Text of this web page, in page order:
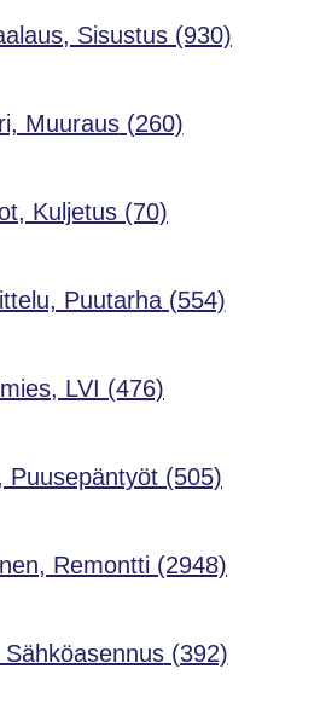
Sisustus (930)
Muuraus(260)
Kuljetus (70)
Puutarha(554)
LVI (476)
Puusepäntyöt (505)
Remontti (2948)
(392)